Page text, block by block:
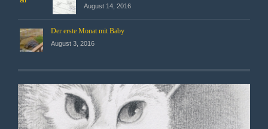
August 14, 2016
Der erste Monat mit Baby
August 3, 2016